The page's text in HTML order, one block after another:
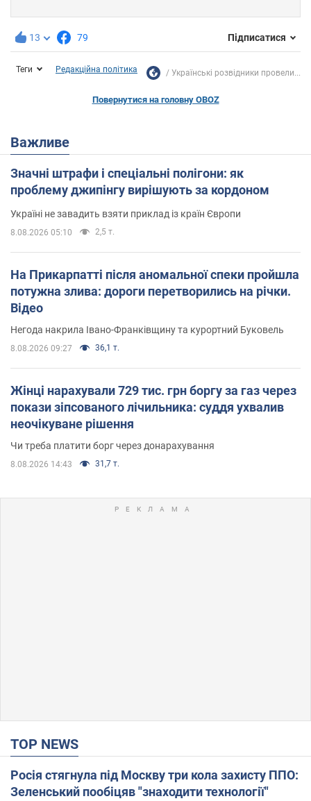
13 79 Підписатися
Теги Редакційна політика Українські розвідники провели...
Повернутися на головну OBOZ
Важливе
Значні штрафи і спеціальні полігони: як
проблему джипінгу вирішують за кордоном
Україні не завадить взяти приклад із країн Європи
8.08.2026 05:10 2,5 т.
На Прикарпатті після аномальної спеки пройшла
потужна злива: дороги перетворились на річки.
Відео
Негода накрила Івано-Франківщину та курортний Буковель
8.08.2026 09:27 36,1 т.
Жінці нарахували 729 тис. грн боргу за газ через
покази зіпсованого лічильника: суддя ухвалив
неочікуване рішення
Чи треба платити борг через донарахування
8.08.2026 14:43 31,7 т.
TOP NEWS
Росія стягнула під Москву три кола захисту ППО:
Зеленський пообіцяв "знаходити технології"